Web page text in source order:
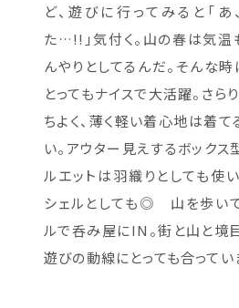
ど、遊びに行ってみると「
た…!!」気付く。山の春は気
んやりとしてるんだ。そんな
とってもナイスで大活躍。さら
ちよく、薄く軽い着心地は着て
い。アウター見えするボックス
ルエットは羽織りとしても使
シェルとしても◎ 山を歩いて
ルで呑み屋にIN。街と山と境
遊びの動線にとっても合ってい